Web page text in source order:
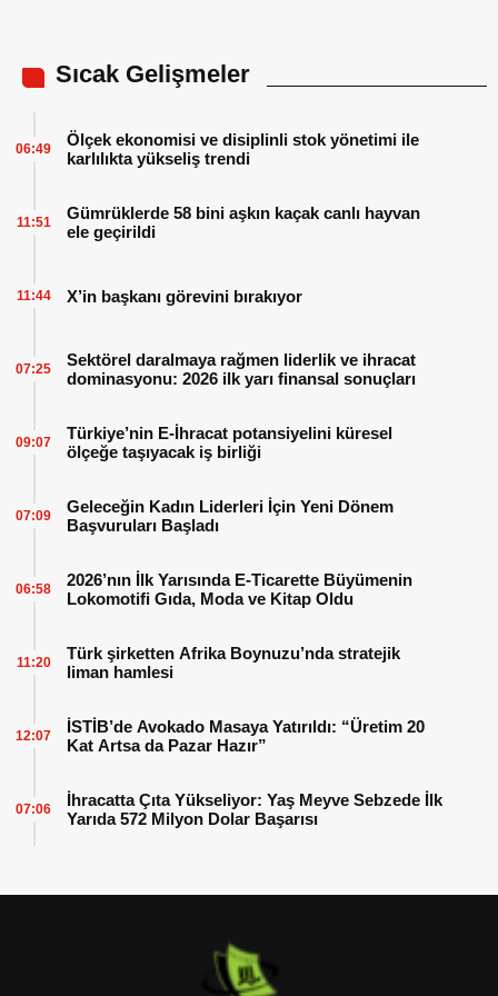
Sıcak Gelişmeler
Ölçek ekonomisi ve disiplinli stok yönetimi ile
karlılıkta yükseliş trendi
06:49
Gümrüklerde 58 bini aşkın kaçak canlı hayvan
ele geçirildi
11:51
X’in başkanı görevini bırakıyor
11:44
Sektörel daralmaya rağmen liderlik ve ihracat
dominasyonu: 2026 ilk yarı finansal sonuçları
07:25
Türkiye’nin E-İhracat potansiyelini küresel
ölçeğe taşıyacak iş birliği
09:07
Geleceğin Kadın Liderleri İçin Yeni Dönem
Başvuruları Başladı
07:09
2026’nın İlk Yarısında E-Ticarette Büyümenin
Lokomotifi Gıda, Moda ve Kitap Oldu
06:58
Türk şirketten Afrika Boynuzu’nda stratejik
liman hamlesi
11:20
İSTİB’de Avokado Masaya Yatırıldı: “Üretim 20
Kat Artsa da Pazar Hazır”
12:07
İhracatta Çıta Yükseliyor: Yaş Meyve Sebzede İlk
Yarıda 572 Milyon Dolar Başarısı
07:06